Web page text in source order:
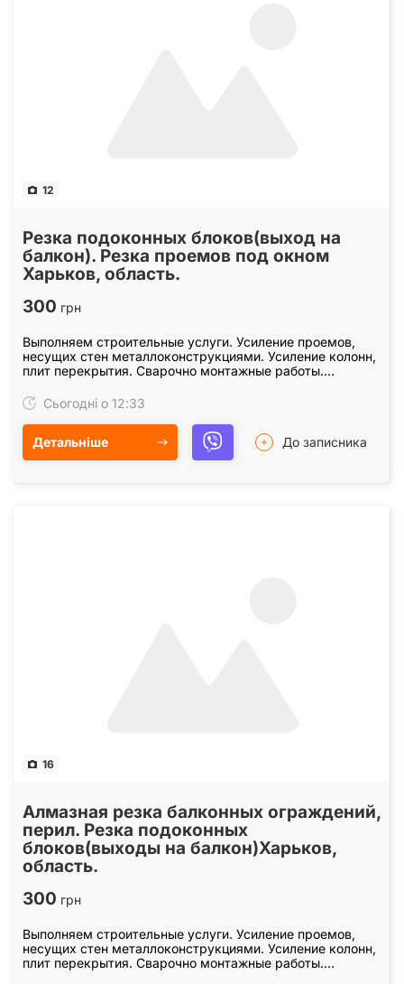
12
Резка подоконных блоков(выход на
балкон). Резка проемов под окном
Харьков, область.
300 грн
Выполняем строительные услуги. Усиление проемов,
несущих стен металлоконструкциями. Усиление колонн,
плит перекрытия. Сварочно монтажные работы.
Сьогодні о 12:33
Детальніше До записника
16
Алмазная резка балконных ограждений,
перил. Резка подоконных
блоков(выходы на балкон)Харьков,
область.
300 грн
Выполняем строительные услуги. Усиление проемов,
несущих стен металлоконструкциями. Усиление колонн,
плит перекрытия. Сварочно монтажные работы.